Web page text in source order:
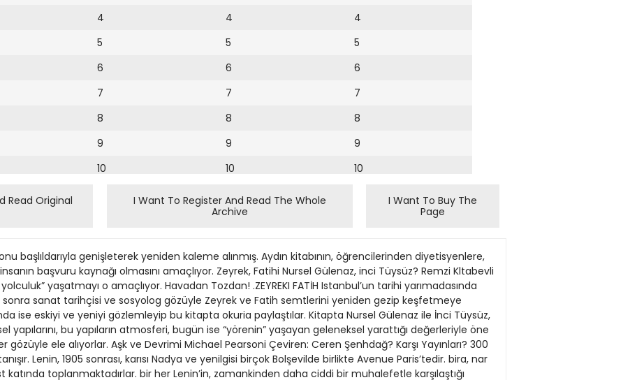
4
5
6
7
8
9
10
4
5
6
7
8
9
10
11
12
14
15
16
17
18
4
5
6
7
8
9
10
14
15
16
17
18
Read Original
I Want To Register And Read The Whole
Archive
I Want To Buy The
Page
başlıldarıyla genişleterek yeniden kaleme alınmış. Aydın kitabının, öğrencilerinden diyetisyenlere,
başvuru kaynağı olmasını amaçlıyor. Zeyrek, Fatihi Nursel Gülenaz, inci Tüysüz? Remzi Kltabevli
yaşatmayı o amaçlıyor. Havadan Tozdan! .ZEYREKI FATİH Istanbul’un tarihi yarımadasında
sonra sanat tarihçisi ve sosyolog gözüyle Zeyrek ve Fatih semtlerini yeniden gezip keşfetmeye
ise eskiyi ve yeniyi gözlemleyip bu kitapta okuria paylaştılar. Kitapta Nursel Gülenaz ile İnci Tüysüz,
yapılarını, bu yapıların atmosferi, bugün ise “yörenin” yaşayan geleneksel yarattığı değerleriyle öne
ele alıyorlar. Aşk ve Devrimi Michael Pearsoni Çeviren: Ceren Şenhdağ? Karşı Yayınları? 300
tanışır. Lenin, 1905 sonrası, karısı Nadya ve yenilgisi birçok Bolşevilde birlikte Avenue Paris’tedir. bira, nar
toplanmaktadırlar. bir her Lenin’in, zamankinden daha ciddi bir muhalefetle karşılaştığı